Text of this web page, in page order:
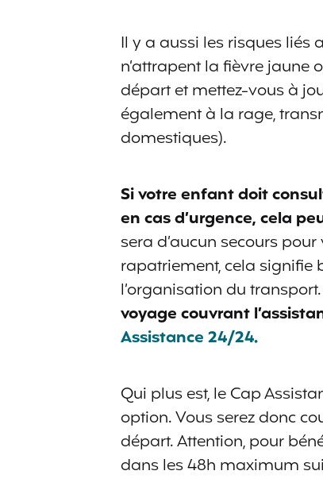
Il y a aussi les risques liés
n’attrapent la fièvre jaune
départ et mettez-vous à
également à la rage,
domestiques).
Si votre enfant doit
en cas d’urgence, cela
sera d’aucun secours
rapatriement, cela signifie
l’organisation du transport.
voyage couvrant
Assistance 24/24.
Qui plus est, le Cap
option. Vous serez donc
départ. Attention, pour
dans les 48h maximum